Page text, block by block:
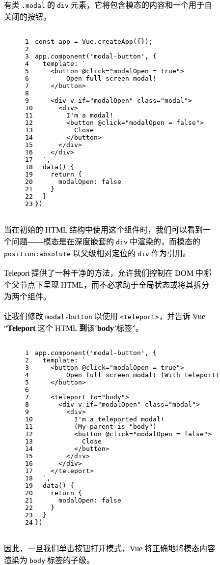
有类 .modal 的 div 元素，它将包含模态的内容和一个用于自
关闭的按钮。
1
2
3
4
5
6
7
8
9
10
11
12
13
14
15
16
17
18
19
20
21
22
23
const app = Vue . createApp ({});
app. component ( 'modal-button' , {
template :
`
    <button @click="modalOpen = true">
        Open full screen modal!
    </button>
    <div v-if="modalOpen" class="modal">
      <div>
        I'm a modal!
        <button @click="modalOpen = false">
          Close
        </button>
      </div>
    </div>
  `
,
data ( ) {
return {
modalOpen : false
    }
  }
})
当在初始的 HTML 结构中使用这个组件时，我们可以看到一
个问题——模态是在深度嵌套的 div 中渲染的，而模态的
position:absolute 以父级相对定位的 div 作为引用。
Teleport 提供了一种干净的方法，允许我们控制在 DOM 中哪
个父节点下呈现 HTML，而不必求助于全局状态或将其拆分
为两个组件。
让我们修改 modal-button 以使用 <teleport>，并告诉 Vue
“Teleport 这个 HTML 到 该‘body’标签”。
1
2
3
4
5
6
7
8
9
10
11
12
13
14
15
16
17
18
19
20
21
22
23
24
app. component ( 'modal-button' , {
template :
`
    <button @click="modalOpen = true">
Open full screen modal! (With
    </button>
    <teleport to="body">
      <div v-if="modalOpen" class="modal">
        <div>
          I'm a teleported modal!
          (My parent is "body")
          <button @click="modalOpen = false">
            Close
          </button>
        </div>
      </div>
    </teleport>
  `
,
data ( ) {
return {
modalOpen : false
    }
  }
})
因此，一旦我们单击按钮打开模式，Vue 将正确地将模态内容
渲染为 body 标签的子级。